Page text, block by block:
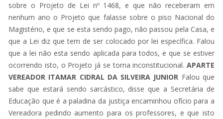
sobre o Projeto de Lei nº 1468, e que não receberam em
nenhum ano o Projeto que falasse sobre o piso Nacional do
Magistério, e que se esta sendo pago, não passou pela Casa, e
que a Lei diz que tem de ser colocado por lei específica. Falou
que a lei não esta sendo aplicada para todos, e que se estiver
ocorrendo isto, o Projeto já se torna inconstitucional. APARTE
VEREADOR ITAMAR CIDRAL DA SILVEIRA JUNIOR Falou que
sabe que estará sendo sarcástico, disse que a Secretária de
Educação que é a paladina da justiça encaminhou ofício para a
Vereadora pedindo aumento para os professores, e que isto